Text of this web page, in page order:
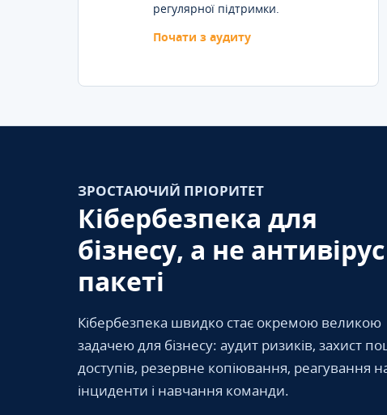
регулярної підтримки.
Почати з аудиту
ЗРОСТАЮЧИЙ ПРІОРИТЕТ
Кібербезпека для
бізнесу, а не
пакеті
Кібербезпека швидко стає окремою великою
задачею для бізнесу: аудит ризиків, захист
доступів, резервне копіювання, реагування
інциденти і навчання команди.